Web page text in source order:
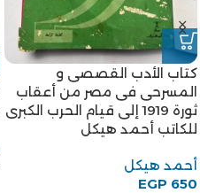
كتاب الأدب القصصى و
المسرحى فى مصر من أعقاب
ثورة 1919 إلى قيام الحرب الكبرى
للكاتب أحمد هيكل
أحمد هيكل
EGP 650